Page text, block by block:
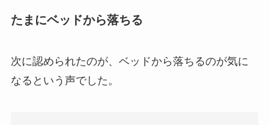
たまにベッドから落ちる
次に認められたのが、ベッドから落ちるのが気に
なるという声でした。